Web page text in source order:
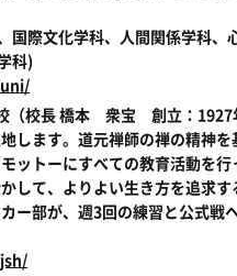
国際文化学科、人間関係学科
科)
（校長 橋本 衆宝 創立：1927
します。道元禅師の禅の精神
ットーにすべての教育活動を
して、よりよい生き方を追求す
ー部が、週3回の練習と公式戦